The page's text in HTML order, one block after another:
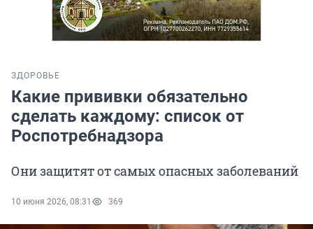
ЗДОРОВЬЕ
Какие прививки обязательно
сделать каждому: список от
Роспотребнадзора
Они защитят от самых опасных заболеваний
10 июня 2026, 08:31 369